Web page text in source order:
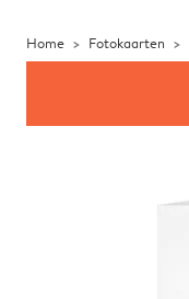
Home Fotokaarten